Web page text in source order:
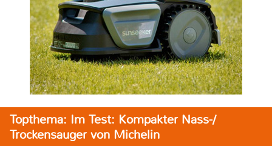
Topthema: Im Test: Kompakter Nass-/
Trockensauger von Michelin